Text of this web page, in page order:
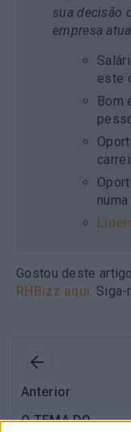
sua decisão
empresa
este
Bom
Gostou deste
RHBizz aqui .
Anterior
O TEMA DO